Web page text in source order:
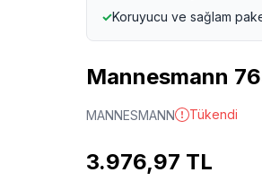
✓Koruyucu ve sağlam
Mannesmann
MANNESMANN Tükendi
3.976,97 TL